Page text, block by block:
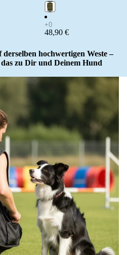
48,90 €
hochwertigen Weste –
zu Dir und Deinem Hund